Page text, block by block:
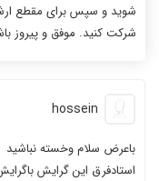
شوید و سپس برای مقطع
شرکت کنید. موفق و پیروز
hossein
باعرض سلام وخسته نباشید
استادفرق این گرایش